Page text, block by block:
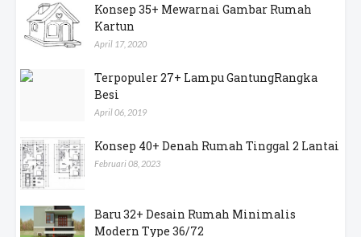
Konsep 35+ Mewarnai Gambar Rumah
Kartun
April 17, 2020
Terpopuler 27+ Lampu GantungRangka
Besi
April 06, 2019
Konsep 40+ Denah Rumah Tinggal 2 Lantai
Februari 08, 2023
Baru 32+ Desain Rumah Minimalis
Modern Type 36/72